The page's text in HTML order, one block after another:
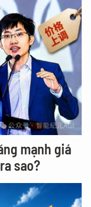
mạnh giá
sao?